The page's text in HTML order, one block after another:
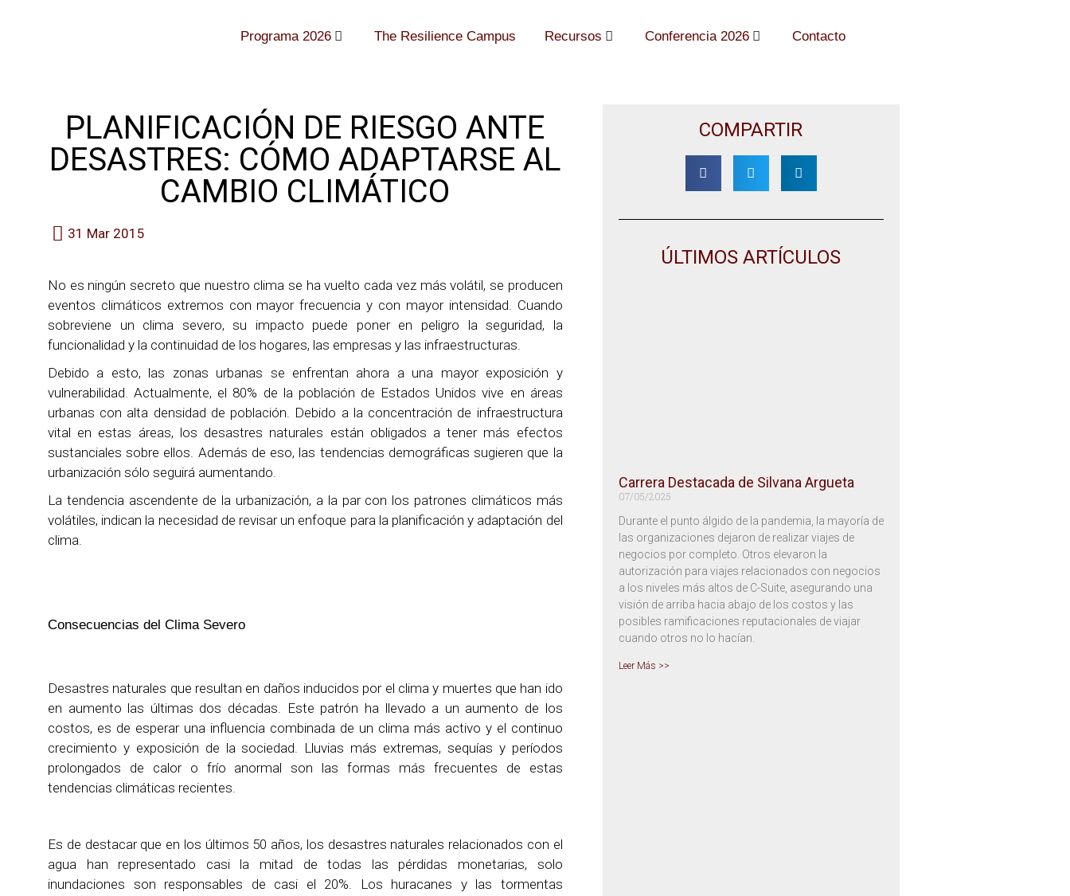
Programa 2026 The Resilience Campus Recursos Conferencia 2026 Contacto
PLANIFICACIÓN DE RIESGO ANTE
DESASTRES: CÓMO ADAPTARSE AL
CAMBIO CLIMÁTICO
31 Mar 2015
No es ningún secreto que nuestro clima se ha vuelto cada vez más volátil, se producen
eventos climáticos extremos con mayor frecuencia y con mayor intensidad. Cuando
sobreviene un clima severo, su impacto puede poner en peligro la seguridad, la
funcionalidad y la continuidad de los hogares, las empresas y las infraestructuras.
Debido a esto, las zonas urbanas se enfrentan ahora a una mayor exposición y
vulnerabilidad. Actualmente, el 80% de la población de Estados Unidos vive en áreas
urbanas con alta densidad de población. Debido a la concentración de infraestructura
vital en estas áreas, los desastres naturales están obligados a tener más efectos
sustanciales sobre ellos. Además de eso, las tendencias demográficas sugieren que la
urbanización sólo seguirá aumentando.
La tendencia ascendente de la urbanización, a la par con los patrones climáticos más
volátiles, indican la necesidad de revisar un enfoque para la planificación y adaptación del
clima.
Consecuencias del Clima Severo
Desastres naturales que resultan en daños inducidos por el clima y muertes que han ido
en aumento las últimas dos décadas. Este patrón ha llevado a un aumento de los
costos, es de esperar una influencia combinada de un clima más activo y el continuo
crecimiento y exposición de la sociedad. Lluvias más extremas, sequías y períodos
prolongados de calor o frío anormal son las formas más frecuentes de estas
tendencias climáticas recientes.
Es de destacar que en los últimos 50 años, los desastres naturales relacionados con el
agua han representado casi la mitad de todas las pérdidas monetarias, solo
inundaciones son responsables de casi el 20%. Los huracanes y las tormentas
COMPARTIR
ÚLTIMOS ARTÍCULOS
Carrera Destacada de Silvana Argueta
07/05/2025
Durante el punto álgido de la pandemia, la mayoría de
las organizaciones dejaron de realizar viajes de
negocios por completo. Otros elevaron la
autorización para viajes relacionados con negocios
a los niveles más altos de C-Suite, asegurando una
visión de arriba hacia abajo de los costos y las
posibles ramificaciones reputacionales de viajar
cuando otros no lo hacían.
Leer Más >>